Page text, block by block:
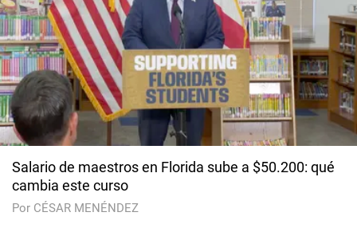
Salario de maestros en Florida sube a $50.200: qué
cambia este curso
Por CÉSAR MENÉNDEZ